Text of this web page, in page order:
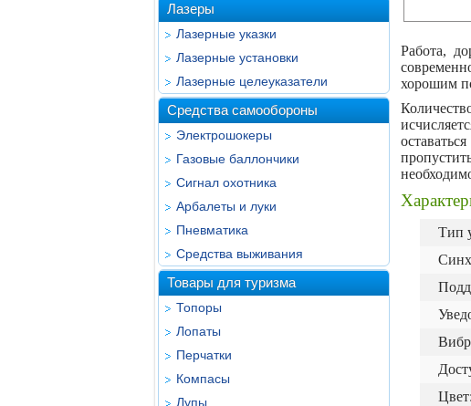
Лазеры
Лазерные указки
Лазерные установки
Лазерные целеуказатели
Средства самообороны
Электрошокеры
Газовые баллончики
Сигнал охотника
Арбалеты и луки
Пневматика
Средства выживания
Товары для туризма
Топоры
Лопаты
Перчатки
Компасы
Лупы
Работа,
хорошим
Tип